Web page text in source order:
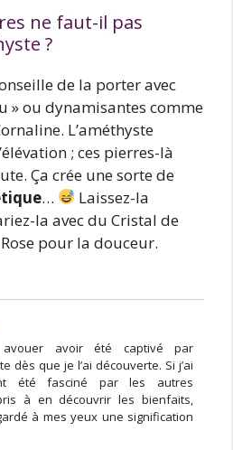
ne faut-il pas
?
de la porter avec
» ou dynamisantes comme
L’améthyste
; ces pierres-là
Ça crée une sorte de
…
Laissez-la
la avec du Cristal de
pour la douceur.
avoir été captivé par
dès que je l’ai découverte. Si j’ai
été fasciné par les autres
à en découvrir les bienfaits,
à mes yeux une signification